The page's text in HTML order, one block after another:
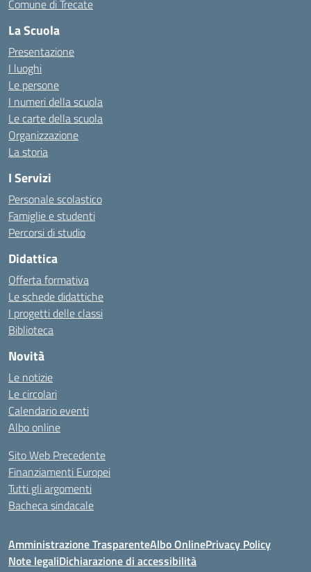
Comune di Trecate
La Scuola
Presentazione
I luoghi
Le persone
I numeri della scuola
Le carte della scuola
Organizzazione
La storia
I Servizi
Personale scolastico
Famiglie e studenti
Percorsi di studio
Didattica
Offerta formativa
Le schede didattiche
I progetti delle classi
Biblioteca
Novità
Le notizie
Le circolari
Calendario eventi
Albo online
Sito Web Precedente
Finanziamenti Europei
Tutti gli argomenti
Bacheca sindacale
Amministrazione TrasparenteAlbo OnlinePrivacy Policy
Note legaliDichiarazione di accessibilità